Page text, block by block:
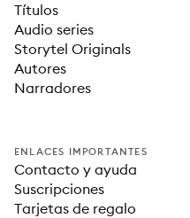
Títulos
Audio series
Storytel Originals
Autores
Narradores
ENLACES IMPORTANTES
Contacto y ayuda
Suscripciones
Tarjetas de regalo